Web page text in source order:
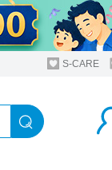
S-CARE